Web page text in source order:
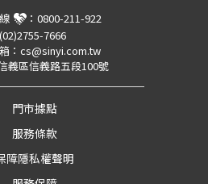
： 0800-211-922
(02)2755-7666
： cs@sinyi.com.tw
義區信義路五段100號
門市據點
服務條款
障隱私權聲明